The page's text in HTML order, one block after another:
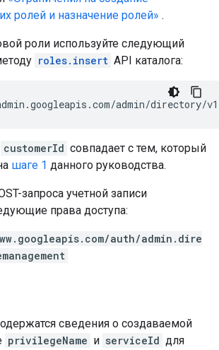
ролей и назначение ролей» .
роли используйте следующий
roles.insert API каталога:
customerId совпадает с тем, который
шаге 1 данного руководства.
запроса учетной записи
права доступа:
auth/admin.dire
сведения о создаваемой
privilegeName и serviceId для